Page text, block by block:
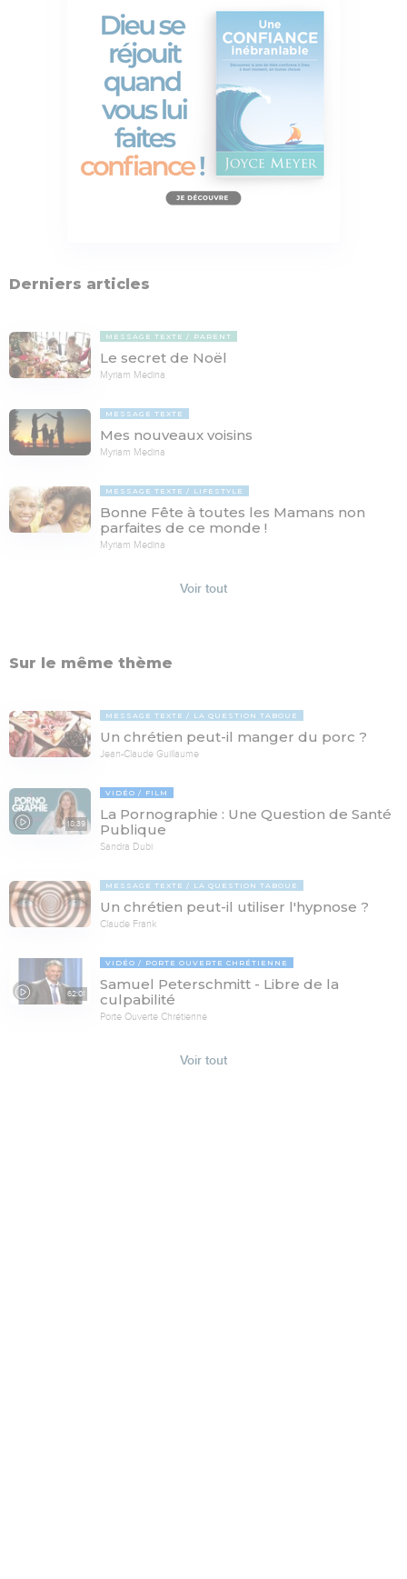
Derniers articles
MESSAGE TEXTE PARENT
Le secret de Noël
Myriam Medina
MESSAGE TEXTE
Mes nouveaux voisins
Myriam Medina
MESSAGE TEXTE LIFESTYLE
Bonne Fête à toutes les Mamans non
parfaites de ce monde !
Myriam Medina
Voir tout
Sur le même thème
MESSAGE TEXTE LA QUESTION TABOUE
Un chrétien peut-il manger du porc ?
Jean-Claude Guillaume
18:39
VIDÉO FILM
La Pornographie : Une Question de Santé
Publique
Sandra Dubi
MESSAGE TEXTE LA QUESTION TABOUE
Un chrétien peut-il utiliser l'hypnose ?
Claude Frank
62:01
VIDÉO PORTE OUVERTE CHRÉTIENNE
Samuel Peterschmitt - Libre de la
culpabilité
Porte Ouverte Chrétienne
Voir tout